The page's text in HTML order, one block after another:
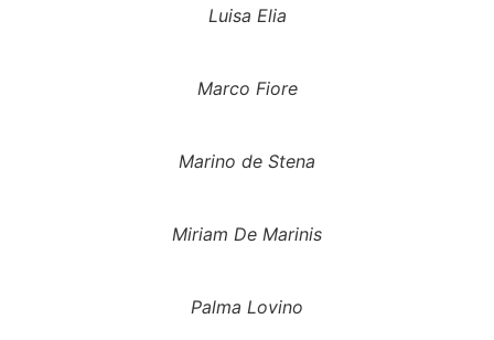
Luisa Elia
Marco Fiore
Marino de Stena
Miriam De Marinis
Palma Lovino